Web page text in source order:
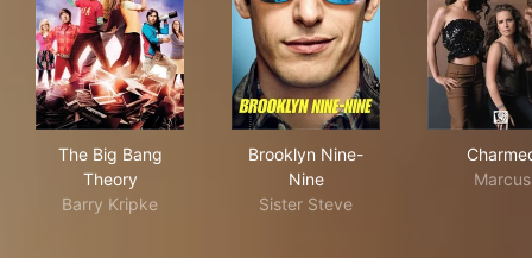
The Big Bang
Theory
Barry Kripke
Brooklyn Nine-
Nine
Sister Steve
Marcus